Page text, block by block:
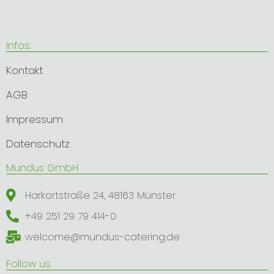
Infos:
Kontakt
AGB
Impressum
Datenschutz
​Mundus GmbH
Harkortstraße 24, 48163 Münster
+49 251 29 79 414-0
welcome@mundus-catering.de
Follow us: